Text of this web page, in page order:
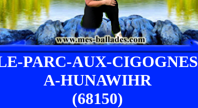
PARC-AUX-CIGOGNES
A-HUNAWIHR
(68150)